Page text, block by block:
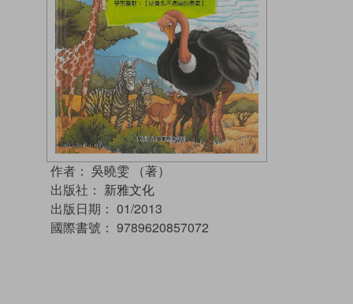
作者： 吳曉雯 （著）
出版社： 新雅文化
出版日期： 01/2013
國際書號： 9789620857072